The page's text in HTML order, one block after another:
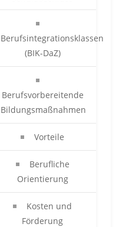
Berufsintegrationsklassen
(BIK-DaZ)
Berufsvorbereitende
Bildungsmaßnahmen
Vorteile
Berufliche
Orientierung
Kosten und
Förderung